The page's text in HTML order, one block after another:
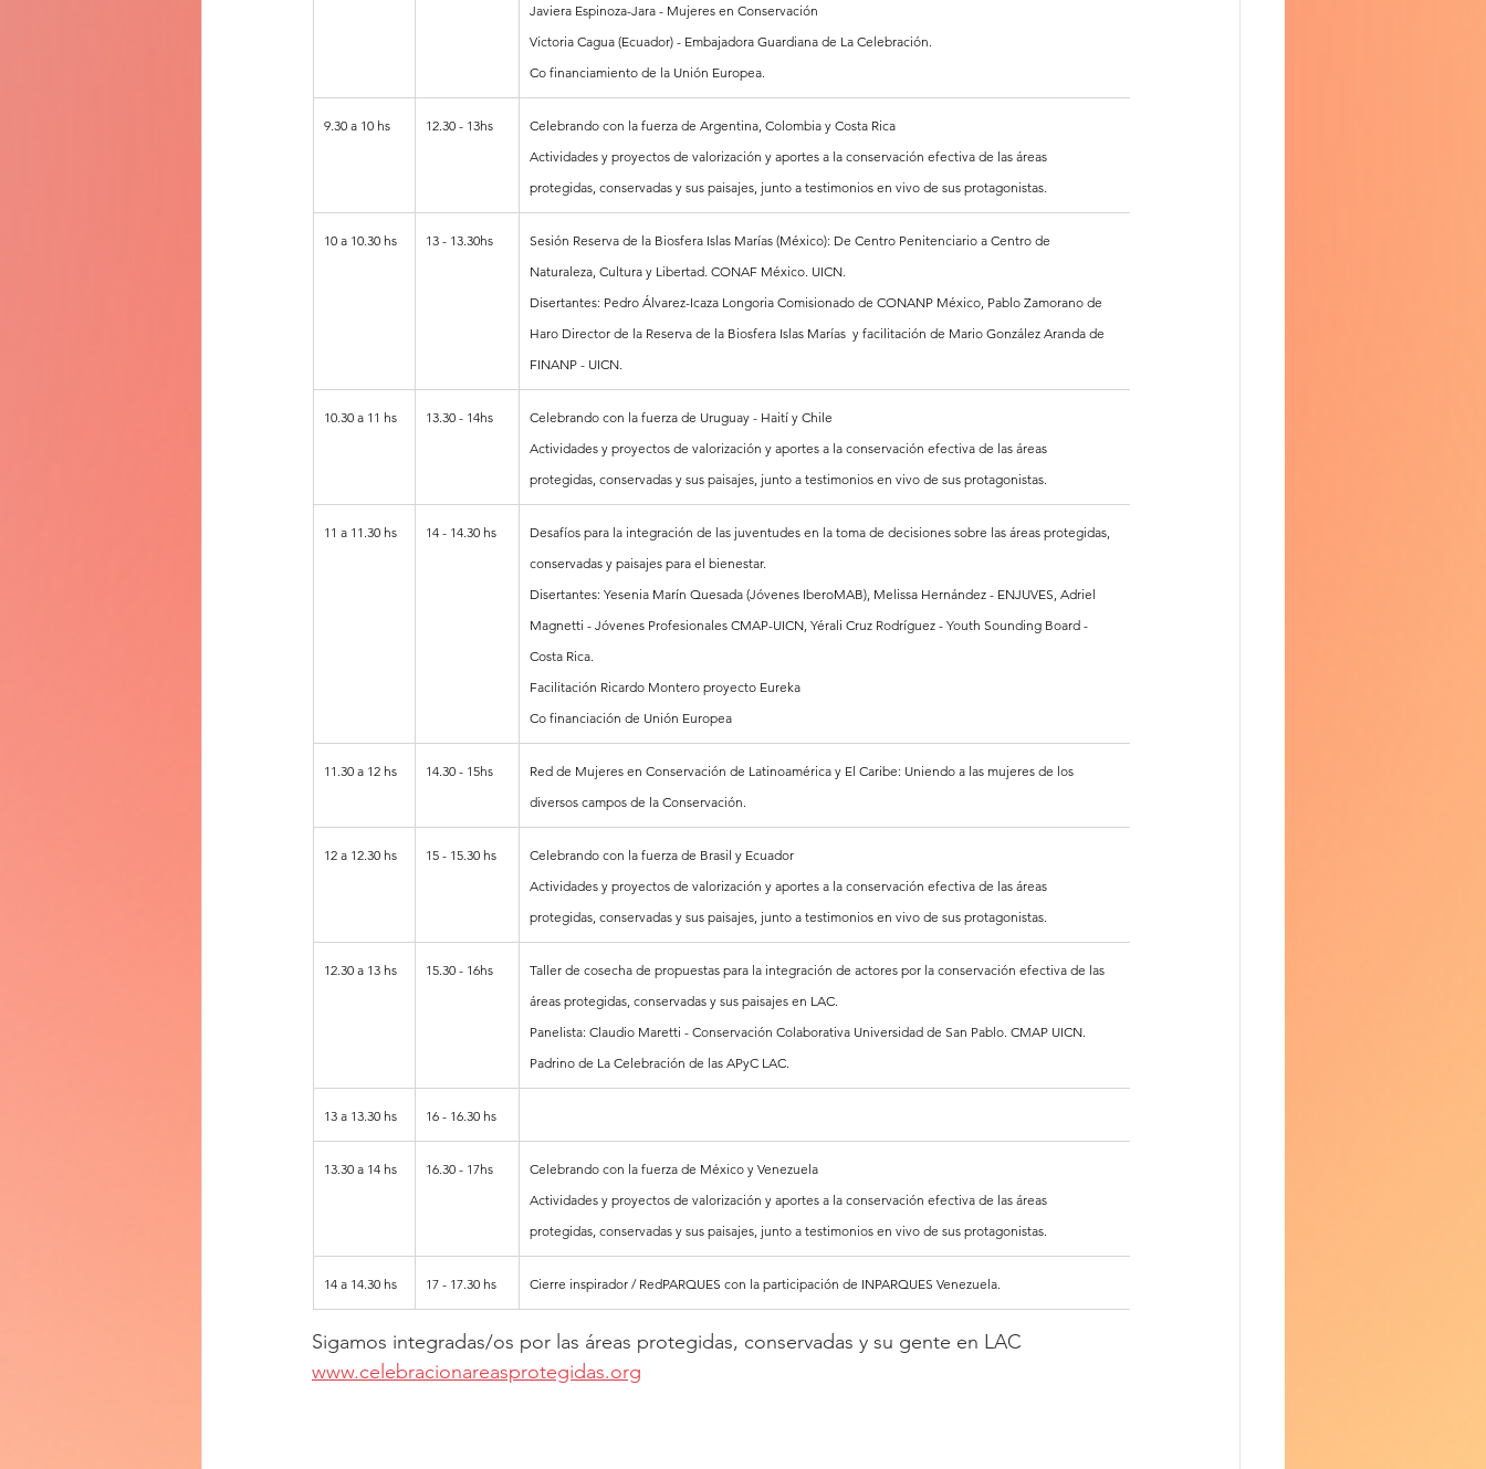
Javiera Espinoza-Jara - Mujeres en Conservación
Victoria Cagua (Ecuador) - Embajadora Guardiana de La Celebración.
Co financiamiento de la Unión Europea.
9.30 a 10 hs 12.30 - 13hs
Celebrando con la fuerza de Argentina, Colombia y Costa Rica
Actividades y proyectos de valorización y aportes a la conservación efectiva de las áreas
protegidas, conservadas y sus paisajes, junto a testimonios en vivo de sus protagonistas.
10 a 10.30 hs 13 - 13.30hs
Sesión Reserva de la Biosfera Islas Marías (México): De Centro Penitenciario a Centro de
Naturaleza, Cultura y Libertad. CONAF México. UICN.
Disertantes: Pedro Álvarez-Icaza Longoria Comisionado de CONANP México, Pablo Zamorano de
Haro Director de la Reserva de la Biosfera Islas Marías  y facilitación de Mario González Aranda de
FINANP - UICN.
10.30 a 11 hs 13.30 - 14hs
Celebrando con la fuerza de Uruguay - Haití y Chile
Actividades y proyectos de valorización y aportes a la conservación efectiva de las áreas
protegidas, conservadas y sus paisajes, junto a testimonios en vivo de sus protagonistas.
11 a 11.30 hs 14 - 14.30 hs
Desafíos para la integración de las juventudes en la toma de decisiones sobre las áreas protegidas,
conservadas y paisajes para el bienestar.
Disertantes: Yesenia Marín Quesada (Jóvenes IberoMAB), Melissa Hernández - ENJUVES, Adriel
Magnetti - Jóvenes Profesionales CMAP-UICN, Yérali Cruz Rodríguez - Youth Sounding Board -
Costa Rica.
Facilitación Ricardo Montero proyecto Eureka
Co financiación de Unión Europea
11.30 a 12 hs 14.30 - 15hs
Red de Mujeres en Conservación de Latinoamérica y El Caribe: Uniendo a las mujeres de los
diversos campos de la Conservación.
12 a 12.30 hs 15 - 15.30 hs
Celebrando con la fuerza de Brasil y Ecuador
Actividades y proyectos de valorización y aportes a la conservación efectiva de las áreas
protegidas, conservadas y sus paisajes, junto a testimonios en vivo de sus protagonistas.
12.30 a 13 hs 15.30 - 16hs
Taller de cosecha de propuestas para la integración de actores por la conservación efectiva de las
áreas protegidas, conservadas y sus paisajes en LAC.
Panelista: Claudio Maretti - Conservación Colaborativa Universidad de San Pablo. CMAP UICN.
Padrino de La Celebración de las APyC LAC.
13 a 13.30 hs 16 - 16.30 hs
13.30 a 14 hs 16.30 - 17hs
Celebrando con la fuerza de México y Venezuela
Actividades y proyectos de valorización y aportes a la conservación efectiva de las áreas
protegidas, conservadas y sus paisajes, junto a testimonios en vivo de sus protagonistas.
14 a 14.30 hs 17 - 17.30 hs Cierre inspirador / RedPARQUES con la participación de INPARQUES Venezuela.
Sigamos integradas/os por las áreas protegidas, conservadas y su gente en LAC
www.celebracionareasprotegidas.org